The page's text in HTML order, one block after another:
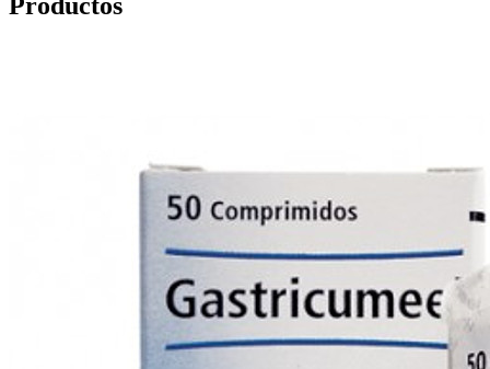
Productos